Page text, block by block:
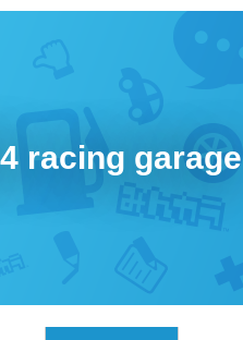
racing garage